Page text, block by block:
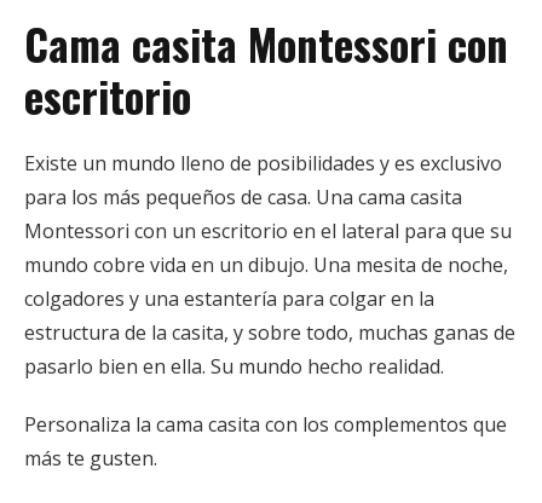
Cama casita Montessori con
escritorio
Existe un mundo lleno de posibilidades y es exclusivo
para los más pequeños de casa. Una cama casita
Montessori con un escritorio en el lateral para que su
mundo cobre vida en un dibujo. Una mesita de noche,
colgadores y una estantería para colgar en la
estructura de la casita, y sobre todo, muchas ganas de
pasarlo bien en ella. Su mundo hecho realidad.
Personaliza la cama casita con los complementos que
más te gusten.